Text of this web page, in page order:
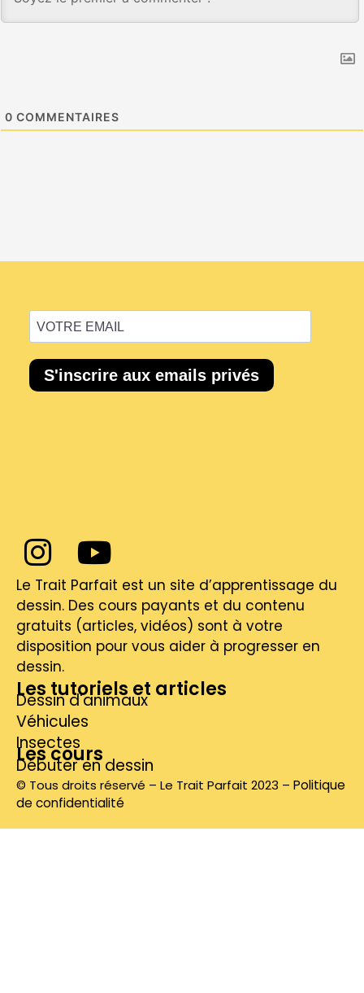
0 COMMENTAIRES
Le Trait Parfait est un site d’apprentissage du
dessin. Des cours payants et du contenu
gratuits (articles, vidéos) sont à votre
disposition pour vous aider à progresser en
dessin.
Les tutoriels et articles
Dessin d'animaux
Véhicules
Insectes
Les cours
Débuter en dessin
© Tous droits réservé – Le Trait Parfait 2023 – Politique
de confidentialité